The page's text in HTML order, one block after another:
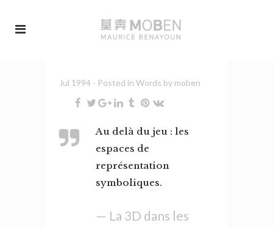
Jul 1994 - Posted in Words by moben
Au delà du jeu : les
espaces de
représentation
symboliques.
— La 3D dans les